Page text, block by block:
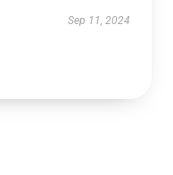
Sep 11, 2024